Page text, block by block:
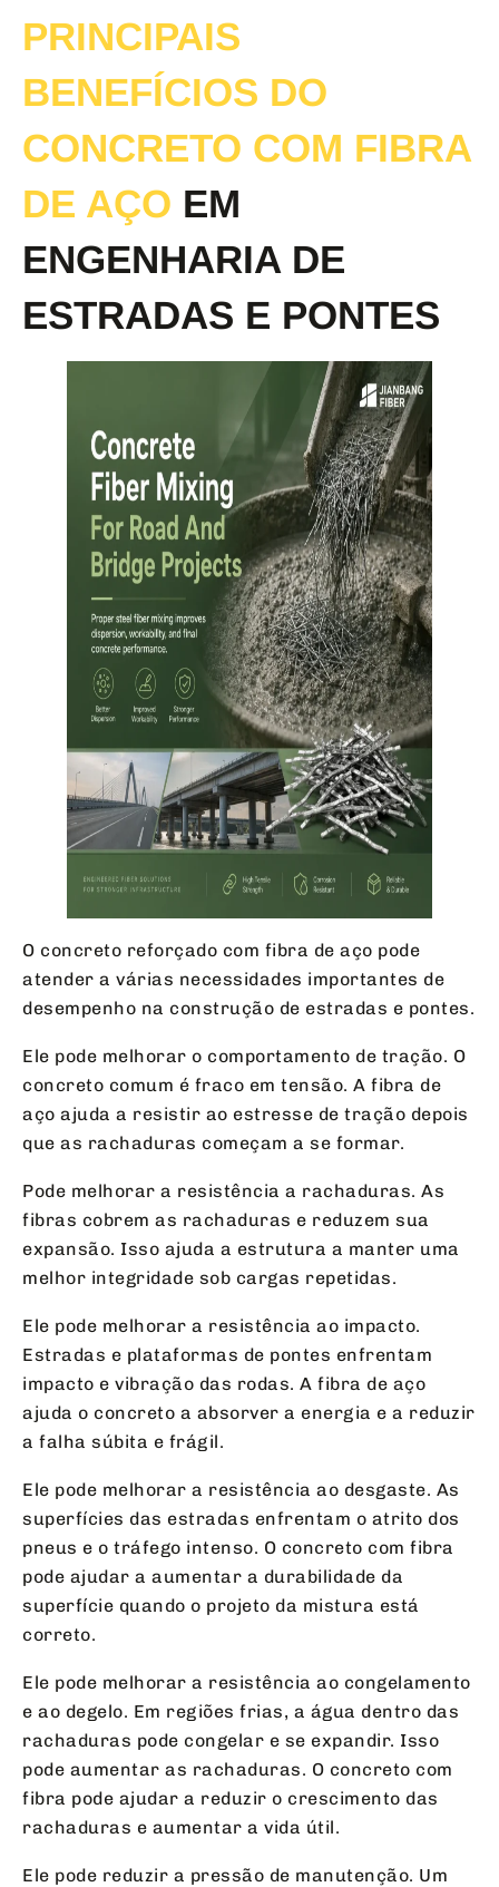
PRINCIPAIS
BENEFÍCIOS DO
CONCRETO COM FIBRA
DE AÇO EM
ENGENHARIA DE
ESTRADAS E PONTES
O concreto reforçado com fibra de aço pode
atender a várias necessidades importantes de
desempenho na construção de estradas e pontes.
Ele pode melhorar o comportamento de tração. O
concreto comum é fraco em tensão. A fibra de
aço ajuda a resistir ao estresse de tração depois
que as rachaduras começam a se formar.
Pode melhorar a resistência a rachaduras. As
fibras cobrem as rachaduras e reduzem sua
expansão. Isso ajuda a estrutura a manter uma
melhor integridade sob cargas repetidas.
Ele pode melhorar a resistência ao impacto.
Estradas e plataformas de pontes enfrentam
impacto e vibração das rodas. A fibra de aço
ajuda o concreto a absorver a energia e a reduzir
a falha súbita e frágil.
Ele pode melhorar a resistência ao desgaste. As
superfícies das estradas enfrentam o atrito dos
pneus e o tráfego intenso. O concreto com fibra
pode ajudar a aumentar a durabilidade da
superfície quando o projeto da mistura está
correto.
Ele pode melhorar a resistência ao congelamento
e ao degelo. Em regiões frias, a água dentro das
rachaduras pode congelar e se expandir. Isso
pode aumentar as rachaduras. O concreto com
fibra pode ajudar a reduzir o crescimento das
rachaduras e aumentar a vida útil.
Ele pode reduzir a pressão de manutenção. Um